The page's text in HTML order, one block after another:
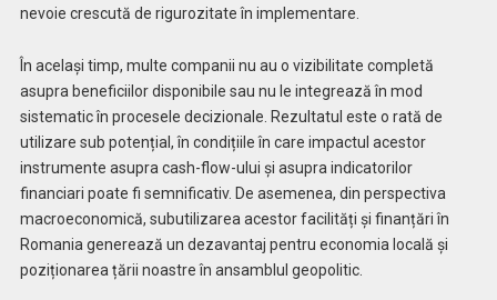
nevoie crescută de rigurozitate în implementare.
În același timp, multe companii nu au o vizibilitate completă
asupra beneficiilor disponibile sau nu le integrează în mod
sistematic în procesele decizionale. Rezultatul este o rată de
utilizare sub potențial, în condițiile în care impactul acestor
instrumente asupra cash-flow-ului și asupra indicatorilor
financiari poate fi semnificativ. De asemenea, din perspectiva
macroeconomică, subutilizarea acestor facilități și finanțări în
Romania generează un dezavantaj pentru economia locală și
poziționarea țării noastre în ansamblul geopolitic.